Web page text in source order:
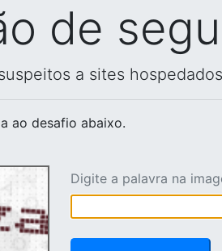
de
a sites
ao desafio abaixo.
Digite a palavra na